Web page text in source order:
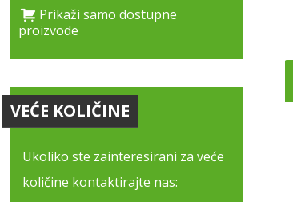
Prikaži samo dostupne
proizvode
VEĆE KOLIČINE
Ukoliko ste zainteresirani za veće
količine kontaktirajte nas: